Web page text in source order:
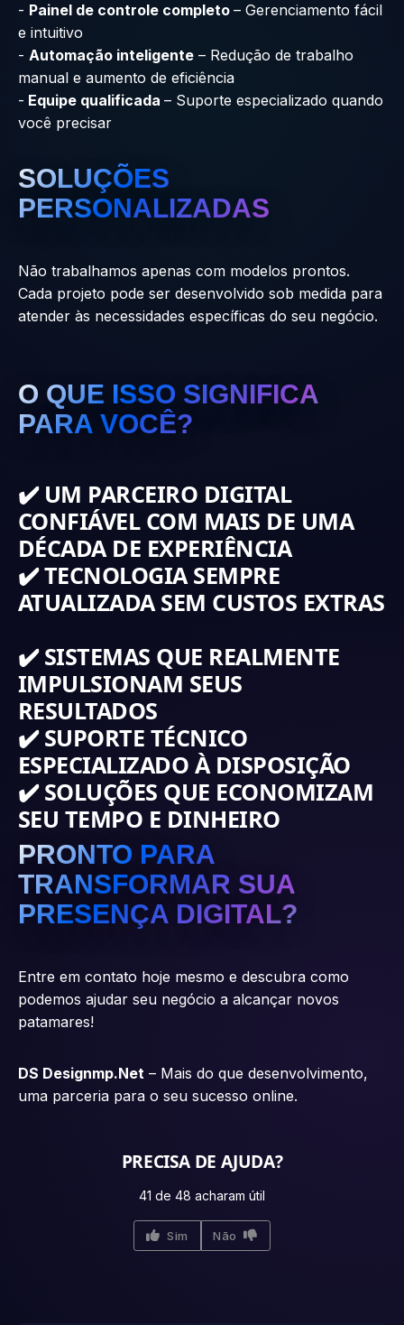
- Painel de controle completo – Gerenciamento fácil
e intuitivo
- Automação inteligente – Redução de trabalho
manual e aumento de eficiência
- Equipe qualificada – Suporte especializado quando
você precisar
SOLUÇÕES
PERSONALIZADAS
Não trabalhamos apenas com modelos prontos.
Cada projeto pode ser desenvolvido sob medida para
atender às necessidades específicas do seu negócio.
O QUE ISSO SIGNIFICA
PARA VOCÊ?
✔️ UM PARCEIRO DIGITAL
CONFIÁVEL COM MAIS DE UMA
DÉCADA DE EXPERIÊNCIA
✔️ TECNOLOGIA SEMPRE
ATUALIZADA SEM CUSTOS EXTRAS
✔️ SISTEMAS QUE REALMENTE
IMPULSIONAM SEUS
RESULTADOS
✔️ SUPORTE TÉCNICO
ESPECIALIZADO À DISPOSIÇÃO
✔️ SOLUÇÕES QUE ECONOMIZAM
SEU TEMPO E DINHEIRO
PRONTO PARA
TRANSFORMAR SUA
PRESENÇA DIGITAL?
Entre em contato hoje mesmo e descubra como
podemos ajudar seu negócio a alcançar novos
patamares!
DS Designmp.Net – Mais do que desenvolvimento,
uma parceria para o seu sucesso online.
PRECISA DE AJUDA?
41 de 48 acharam útil
Sim Não